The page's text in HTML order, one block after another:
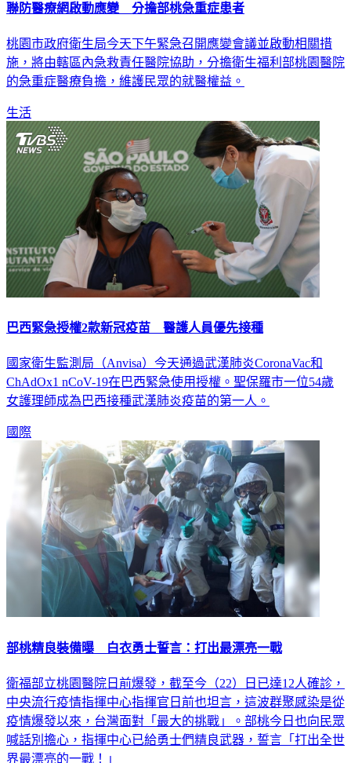
聯防醫療網啟動應變 分擔部桃急重症患者
桃園市政府衛生局今天下午緊急召開應變會議並啟動相關措
施，將由轄區內急救責任醫院協助，分擔衛生福利部桃園醫院
的急重症醫療負擔，維護民眾的就醫權益。
生活
巴西緊急授權2款新冠疫苗 醫護人員優先接種
國家衛生監測局（Anvisa）今天通過武漢肺炎CoronaVac和
ChAdOx1 nCoV-19在巴西緊急使用授權。聖保羅市一位54歲
女護理師成為巴西接種武漢肺炎疫苗的第一人。
國際
部桃精良裝備曝 白衣勇士誓言：打出最漂亮一戰
衛福部立桃園醫院日前爆發，截至今（22）日已達12人確診，
中央流行疫情指揮中心指揮官日前也坦言，這波群聚感染是從
疫情爆發以來，台灣面對「最大的挑戰」。部桃今日也向民眾
喊話別擔心，指揮中心已給勇士們精良武器，誓言「打出全世
界最漂亮的一戰！」